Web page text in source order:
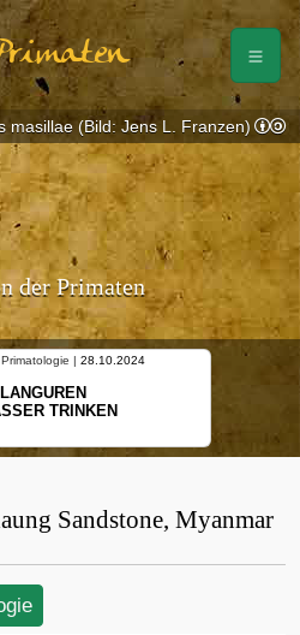
der Primaten
| 28.10.2024
TRINKEN
masillae (Bild: Jens L. Franzen)
Sandstone, Myanmar